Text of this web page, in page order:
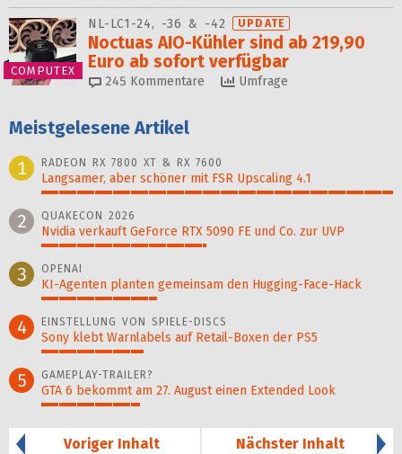
COMPUTEX
NL-LC1-24, -36 & -42 UPDATE
Noctuas AIO-Kühler sind ab 219,90
Euro ab sofort verfügbar
245 Kommentare Umfrage
Meistgelesene Artikel
1
RADEON RX 7800 XT & RX 7600
Langsamer, aber schöner mit FSR Upscaling 4.1
2 QUAKECON 2026
Nvidia verkauft GeForce RTX 5090 FE und Co. zur UVP
3 OPENAI
KI-Agenten planten gemein­sam den Hugging-Face-Hack
4 EINSTELLUNG VON SPIELE-DISCS
Sony klebt Warnlabels auf Retail-Boxen der PS5
5 GAMEPLAY-TRAILER?
GTA 6 bekommt am 27. August einen Extended Look
Voriger Inhalt
Nächster Inhalt